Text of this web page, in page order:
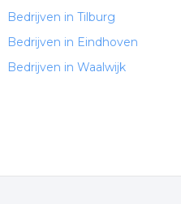
Bedrijven in Tilburg
Bedrijven in Eindhoven
Bedrijven in Waalwijk